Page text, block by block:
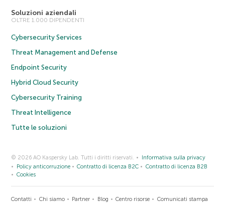
Soluzioni aziendali
OLTRE 1.000 DIPENDENTI
Cybersecurity Services
Threat Management and Defense
Endpoint Security
Hybrid Cloud Security
Cybersecurity Training
Threat Intelligence
Tutte le soluzioni
© 2026 AO Kaspersky Lab. Tutti i diritti riservati.
Informativa sulla privacy
Policy anticorruzione
Contratto di licenza B2C
Contratto di licenza B2B
Cookies
Contatti Chi siamo Partner Blog Centro risorse Comunicati stampa